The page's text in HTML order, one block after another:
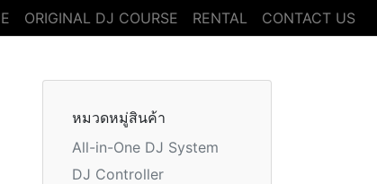
ORIGINAL DJ COURSE RENTAL CONTACT US
หมวดหมู่สินค้า
All-in-One DJ System
DJ Controller